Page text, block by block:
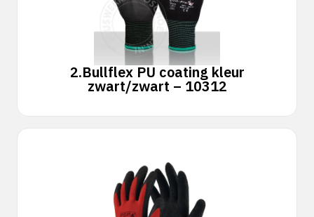
2.Bullflex PU coating kleur
zwart/zwart – 10312